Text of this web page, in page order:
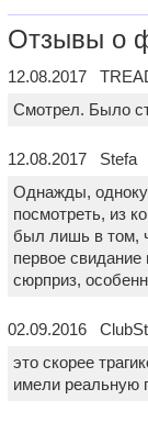
Отзывы о
12.08.2017
Смотрел. Было
12.08.2017 Stefa
Однажды,
посмотреть, из
был лишь в том,
первое
сюрприз,
02.09.2016
это скорее
имели реальную